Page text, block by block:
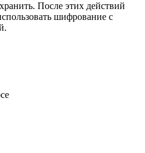
После этих действий
шифрование с